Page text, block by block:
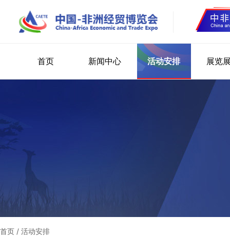
选择语言 Ch En Fr
首页 新闻中心 活动安排 展览
首页 / 活动安排